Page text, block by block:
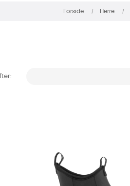
Forside Herre